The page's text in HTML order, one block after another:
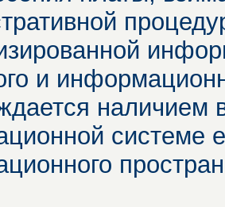
и
наличием
системе